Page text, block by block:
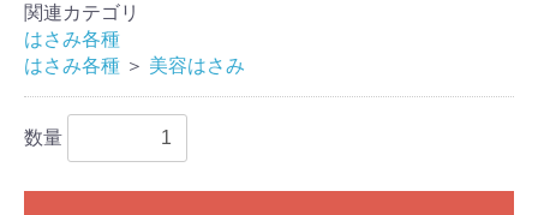
関連カテゴリ
はさみ各種
はさみ各種 ＞ 美容はさみ
数量